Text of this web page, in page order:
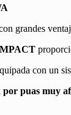
grandes
con un
por puas muy